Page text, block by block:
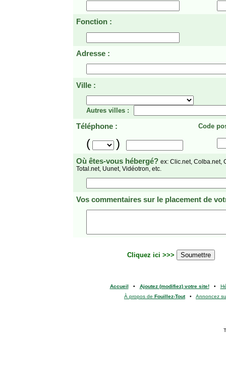
Fonction :
Adresse :
Ville :
Autres villes :
Téléphone : Code
( )
Où êtes-vous hébergé? ex: Clic.net, Colba.net,
Total.net, Uunet, Vidéotron, etc.
Vos commentaires sur le placement de
Cliquez ici >>>
Accueil • Ajoutez (modifiez) votre site!•
À propos de Fouillez-Tout• Annoncez